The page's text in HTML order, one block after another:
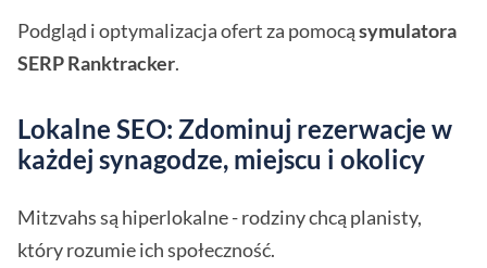
Podgląd i optymalizacja ofert za pomocąsymulatora
SERP Ranktracker.
Lokalne SEO: Zdominuj rezerwacje w
każdej synagodze, miejscu i okolicy
Mitzvahs są hiperlokalne - rodziny chcą planisty,
który rozumie ich społeczność.